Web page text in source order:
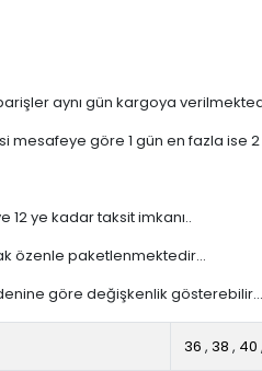
aynı gün kargoya
göre 1 gün en fazla ise 2
12 ye kadar taksit imkanı..
özenle paketlenmektedir...
göre değişkenlik gösterebilir...
36 ,38 , 40 ,